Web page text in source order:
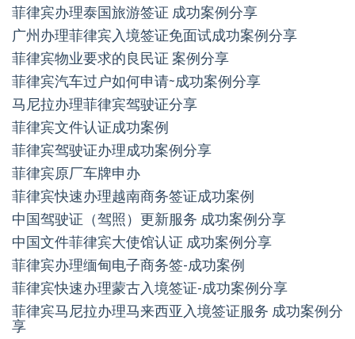
菲律宾办理泰国旅游签证 成功案例分享
广州办理菲律宾入境签证免面试成功案例分享
菲律宾物业要求的良民证 案例分享
菲律宾汽车过户如何申请~成功案例分享
马尼拉办理菲律宾驾驶证分享
菲律宾文件认证成功案例
菲律宾驾驶证办理成功案例分享
菲律宾原厂车牌申办
菲律宾快速办理越南商务签证成功案例
中国驾驶证（驾照）更新服务 成功案例分享
中国文件菲律宾大使馆认证 成功案例分享
菲律宾办理缅甸电子商务签-成功案例
菲律宾快速办理蒙古入境签证-成功案例分享
菲律宾马尼拉办理马来西亚入境签证服务 成功案例分
享